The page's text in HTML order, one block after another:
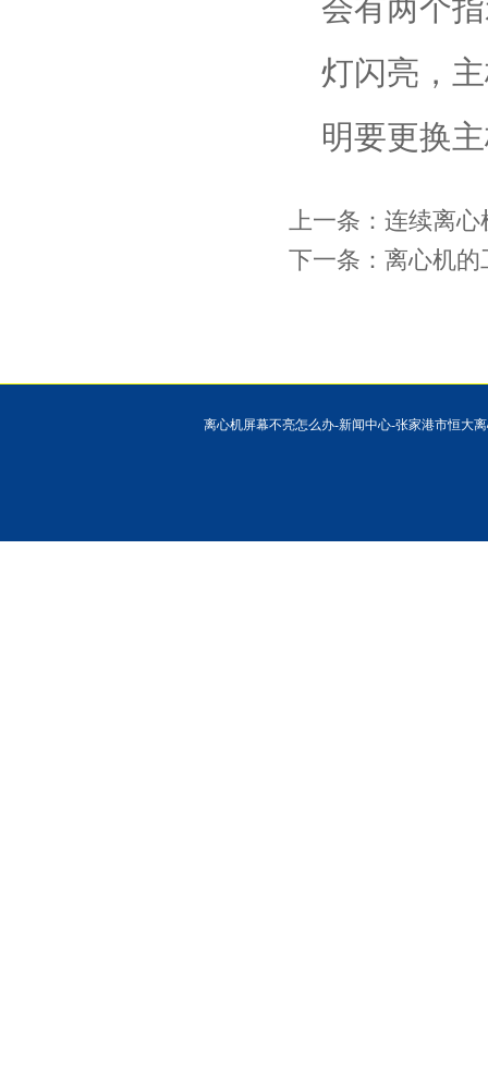
会有两个
灯闪亮，
明要更换
上一条： 连续离心
下一条： 离心机的
离心机屏幕不亮怎么办-新闻中心-张家港市恒大